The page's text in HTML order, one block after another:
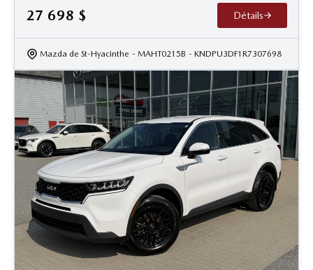
27 698 $ Détails
Mazda de St-Hyacinthe - MAHT0215B - KNDPU3DF1R7307698